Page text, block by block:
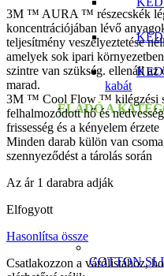
kabát
ELADÓ A
COTTON
3M ™ AURA ™ részecskék
koncentrációjában lévő
teljesítmény veszélyeztetése
amelyek sok ipari
szintre van szükség. ellenáll az
marad.
3M ™ Cool Flow ™ kilégzési
felhalmozódott hő és
frissesség és a kényelem érzete
Minden darab külön van
szennyeződést a tárolás során
Az ár 1 darabra adják
Elfogyott
Hasonlítsa össze
Csatlakozzon a várólistához,